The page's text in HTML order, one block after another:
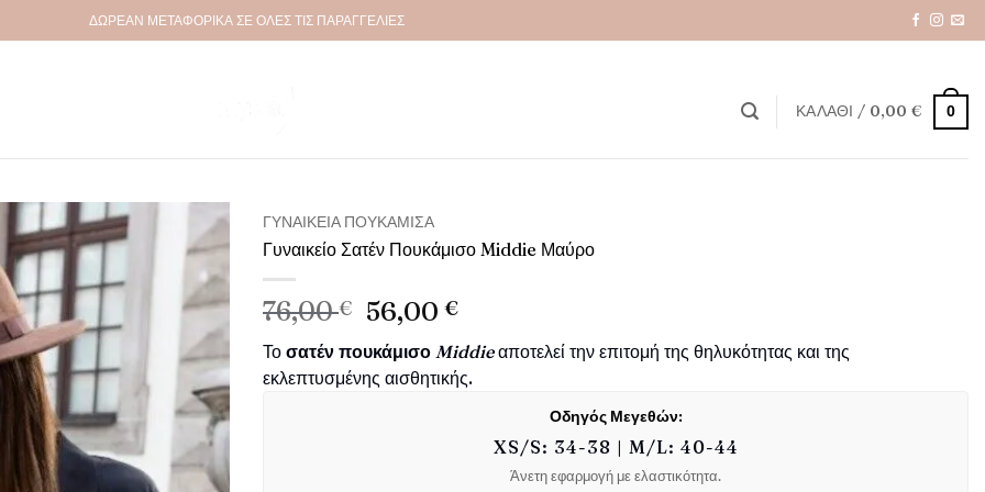
ΔΩΡΕΑΝ ΜΕΤΑΦΟΡΙΚΑ ΣΕ ΟΛΕΣ ΤΙΣ ΠΑΡΑΓΓΕΛΙΕΣ
ΚΑΛΆΘΙ / 0,00€ 0
Πρόσθήκη
στην λίστα
επιθυμιών
ΓΥΝΑΙΚΕΊΑ ΠΟΥΚΆΜΙΣΑ
Γυναικείο Σατέν Πουκάμισο Middie Μαύρο
76,00€
Original
price
was:
76,00 €.
56,00€Η
τρέχουσα
τιμή
είναι:
56,00 €.
Το σατέν πουκάμισο Middieαποτελεί την επιτομή της θηλυκότητας και της
εκλεπτυσμένης αισθητικής.
Οδηγός Μεγεθών:
XS/S: 34-38 | M/L: 40-44
Άνετη εφαρμογή με ελαστικότητα.